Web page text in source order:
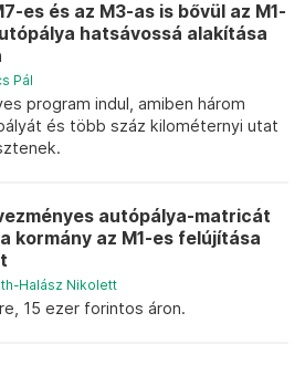
es és az M3-as is bővül az M1-
hatsávossá alakítása
Pál
program indul, amiben három
és több száz kilométernyi utat
autópálya-matricát
kormány az M1-es felújítása
Halász Nikolett
15 ezer forintos áron.